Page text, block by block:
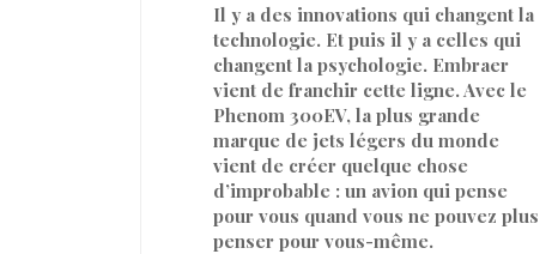
Il y a des innovations qui changent la
technologie. Et puis il y a celles qui
changent la psychologie. Embraer
vient de franchir cette ligne. Avec le
Phenom 300EV, la plus grande
marque de jets légers du monde
vient de créer quelque chose
d’improbable : un avion qui pense
pour vous quand vous ne pouvez plus
penser pour vous-même.